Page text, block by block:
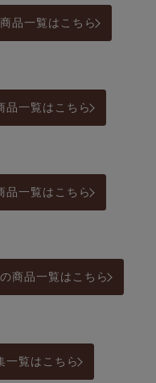
品一覧はこちら
品一覧はこちら
品一覧はこちら
商品一覧はこちら
一覧はこちら